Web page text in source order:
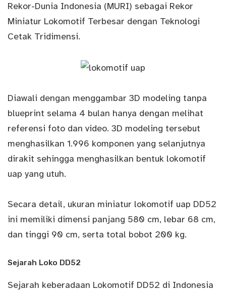
Rekor-Dunia Indonesia (MURI) sebagai Rekor
Miniatur Lokomotif Terbesar dengan Teknologi
Cetak Tridimensi.
Diawali dengan menggambar 3D modeling tanpa
blueprint selama 4 bulan hanya dengan melihat
referensi foto dan video. 3D modeling tersebut
menghasilkan 1.996 komponen yang selanjutnya
dirakit sehingga menghasilkan bentuk lokomotif
uap yang utuh.
Secara detail, ukuran miniatur lokomotif uap DD52
ini memiliki dimensi panjang 580 cm, lebar 68 cm,
dan tinggi 90 cm, serta total bobot 200 kg.
Sejarah Loko DD52
Sejarah keberadaan Lokomotif DD52 di Indonesia